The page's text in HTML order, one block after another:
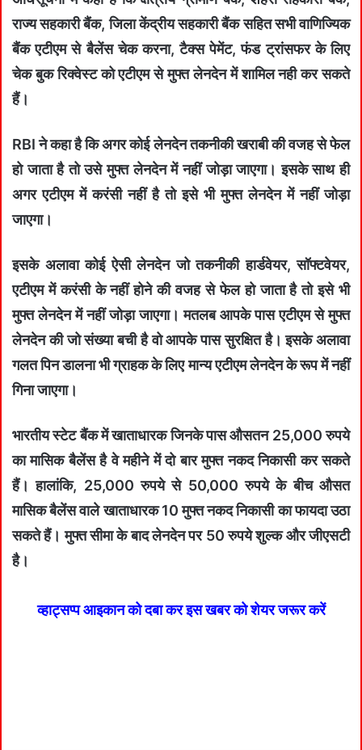
राज्य सहकारी बैंक, जिला केंद्रीय सहकारी बैंक सहित सभी वाणिज्यिक
बैंक एटीएम से बैलेंस चेक करना, टैक्स पेमेंट, फंड ट्रांसफर के लिए
चेक बुक रिक्वेस्ट को एटीएम से मुफ्त लेनदेन में शामिल नही कर सकते
हैं।
RBI ने कहा है कि अगर कोई लेनदेन तकनीकी खराबी की वजह से फेल
हो जाता है तो उसे मुफ्त लेनदेन में नहीं जोड़ा जाएगा। इसके साथ ही
अगर एटीएम में करंसी नहीं है तो इसे भी मुफ्त लेनदेन में नहीं जोड़ा
जाएगा।
इसके अलावा कोई ऐसी लेनदेन जो तकनीकी हार्डवेयर, सॉफ्टवेयर,
एटीएम में करंसी के नहीं होने की वजह से फेल हो जाता है तो इसे भी
मुफ्त लेनदेन में नहीं जोड़ा जाएगा। मतलब आपके पास एटीएम से मुफ्त
लेनदेन की जो संख्या बची है वो आपके पास सुरक्षित है। इसके अलावा
गलत पिन डालना भी ग्राहक के लिए मान्य एटीएम लेनदेन के रूप में नहीं
गिना जाएगा।
भारतीय स्टेट बैंक में खाताधारक जिनके पास औसतन 25,000 रुपये
का मासिक बैलेंस है वे महीने में दो बार मुफ्त नकद निकासी कर सकते
हैं। हालांकि, 25,000 रुपये से 50,000 रुपये के बीच औसत
मासिक बैलेंस वाले खाताधारक 10 मुफ्त नकद निकासी का फायदा उठा
सकते हैं। मुफ्त सीमा के बाद लेनदेन पर 50 रुपये शुल्क और जीएसटी
है।
व्हाट्सप्प आइकान को दबा कर इस खबर को शेयर जरूर करें